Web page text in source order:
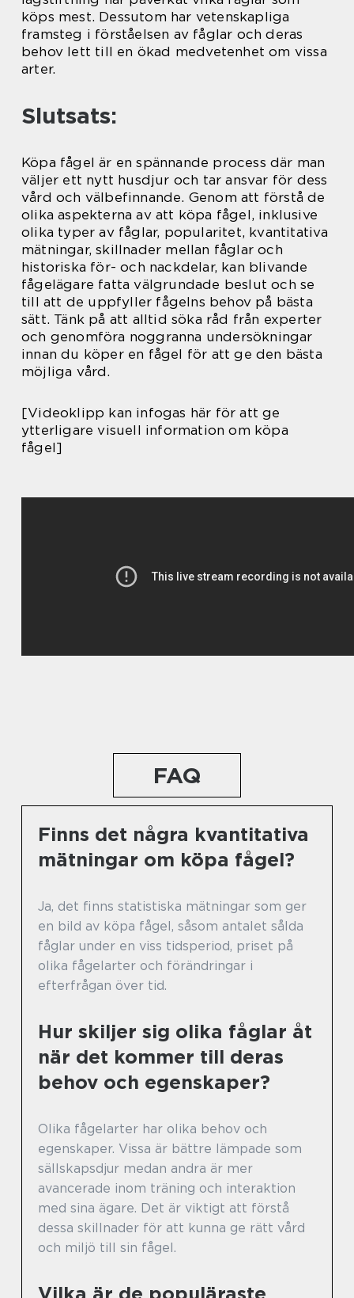
köps mest. Dessutom har vetenskapliga
framsteg i förståelsen av fåglar och deras
behov lett till en ökad medvetenhet om vissa
arter.
Slutsats:
Köpa fågel är en spännande process där man
väljer ett nytt husdjur och tar ansvar för dess
vård och välbefinnande. Genom att förstå de
olika aspekterna av att köpa fågel, inklusive
olika typer av fåglar, popularitet, kvantitativa
mätningar, skillnader mellan fåglar och
historiska för- och nackdelar, kan blivande
fågelägare fatta välgrundade beslut och se
till att de uppfyller fågelns behov på bästa
sätt. Tänk på att alltid söka råd från experter
och genomföra noggranna undersökningar
innan du köper en fågel för att ge den bästa
möjliga vård.
[Videoklipp kan infogas här för att ge
ytterligare visuell information om köpa
fågel]
FAQ
Finns det några kvantitativa
mätningar om köpa fågel?
Ja, det finns statistiska mätningar som ger
en bild av köpa fågel, såsom antalet sålda
fåglar under en viss tidsperiod, priset på
olika fågelarter och förändringar i
efterfrågan över tid.
Hur skiljer sig olika fåglar åt
när det kommer till deras
behov och egenskaper?
Olika fågelarter har olika behov och
egenskaper. Vissa är bättre lämpade som
sällskapsdjur medan andra är mer
avancerade inom träning och interaktion
med sina ägare. Det är viktigt att förstå
dessa skillnader för att kunna ge rätt vård
och miljö till sin fågel.